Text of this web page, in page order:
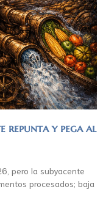
repunta y pega al
pero la subyacente
procesados; baja